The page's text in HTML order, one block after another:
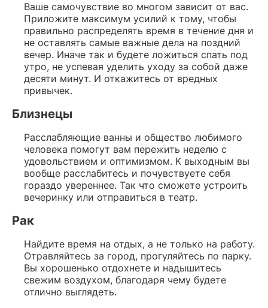
Ваше самочувствие во многом зависит от вас.
Приложите максимум усилий к тому, чтобы
правильно распределять время в течение дня и
не оставлять самые важные дела на поздний
вечер. Иначе так и будете ложиться спать под
утро, не успевая уделить уходу за собой даже
десяти минут. И откажитесь от вредных
привычек.
Близнецы
Расслабляющие ванны и общество любимого
человека помогут вам пережить неделю с
удовольствием и оптимизмом. К выходным вы
вообще расслабитесь и почувствуете себя
гораздо увереннее. Так что сможете устроить
вечеринку или отправиться в театр.
Рак
Найдите время на отдых, а не только на работу.
Отравляйтесь за город, прогуляйтесь по парку.
Вы хорошенько отдохнете и надышитесь
свежим воздухом, благодаря чему будете
отлично выглядеть.